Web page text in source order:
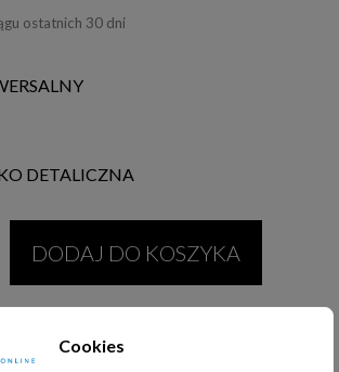
ostatnich 30 dni
DETALICZNA
DODAJ DO KOSZYKA
Cookies